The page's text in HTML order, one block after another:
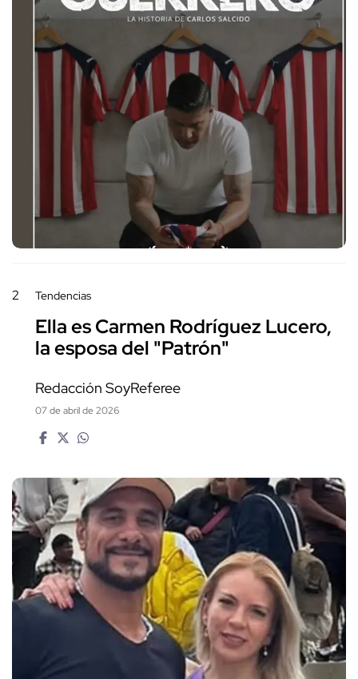
2 Tendencias
Ella es Carmen Rodríguez Lucero,
la esposa del "Patrón"
Redacción SoyReferee
07 de abril de 2026